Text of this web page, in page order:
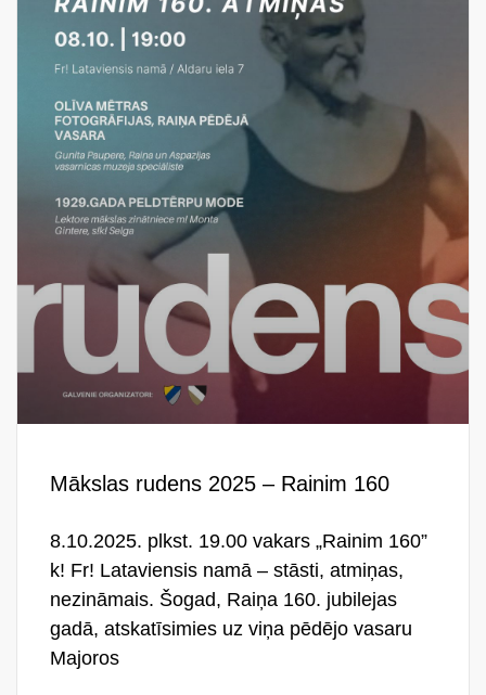
Mākslas rudens 2025 – Rainim 160
8.10.2025. plkst. 19.00 vakars „Rainim 160”
k! Fr! Lataviensis namā – stāsti, atmiņas,
nezināmais. Šogad, Raiņa 160. jubilejas
gadā, atskatīsimies uz viņa pēdējo vasaru
Majoros